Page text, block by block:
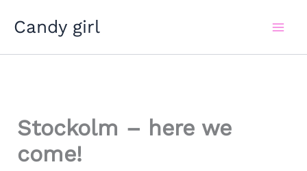
Candy girl
Stockolm – here we
come!